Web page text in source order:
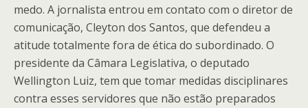
medo. A jornalista entrou em contato com o diretor de
comunicação, Cleyton dos Santos, que defendeu a
atitude totalmente fora de ética do subordinado. O
presidente da Câmara Legislativa, o deputado
Wellington Luiz, tem que tomar medidas disciplinares
contra esses servidores que não estão preparados